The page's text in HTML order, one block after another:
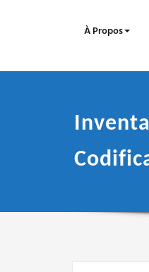
À Propos